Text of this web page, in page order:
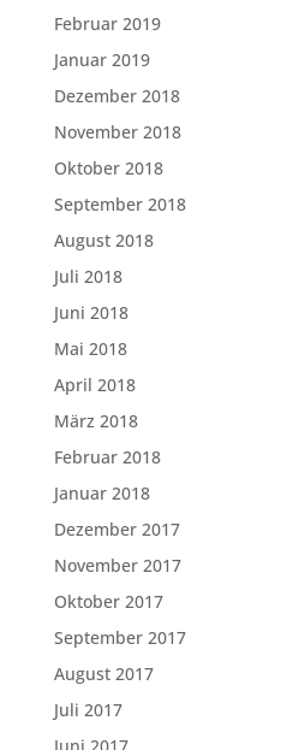
Februar 2019
Januar 2019
Dezember 2018
November 2018
Oktober 2018
September 2018
August 2018
Juli 2018
Juni 2018
Mai 2018
April 2018
März 2018
Februar 2018
Januar 2018
Dezember 2017
November 2017
Oktober 2017
September 2017
August 2017
Juli 2017